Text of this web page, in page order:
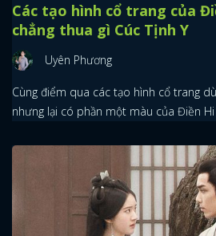
Các tạo hình cổ trang của
chẳng thua gì Cúc Tịnh Y
Uyên Phương
Cùng điểm qua các tạo hình cổ trang
nhưng lại có phần một màu của Điền Hi